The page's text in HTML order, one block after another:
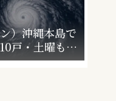
）沖縄本島で
戸・土曜も警